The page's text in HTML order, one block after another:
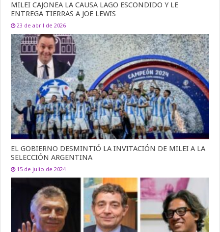
MILEI CAJONEA LA CAUSA LAGO ESCONDIDO Y LE
ENTREGA TIERRAS A JOE LEWIS
23 de abril de 2026
EL GOBIERNO DESMINTIÓ LA INVITACIÓN DE MILEI A LA
SELECCIÓN ARGENTINA
15 de julio de 2024